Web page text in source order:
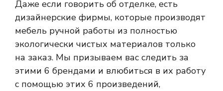
Даже если говорить об отделке, есть
дизайнерские фирмы, которые производят
мебель ручной работы из полностью
экологически чистых материалов только
на заказ. Мы призываем вас следить за
этими 6 брендами и влюбиться в их работу
с помощью этих 6 произведений,